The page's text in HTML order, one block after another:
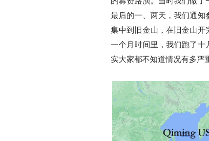
最后的一、两天，我们通
集中到旧金山，在旧金山
一个月时间里，我们跑了
实大家都不知道情况有多严